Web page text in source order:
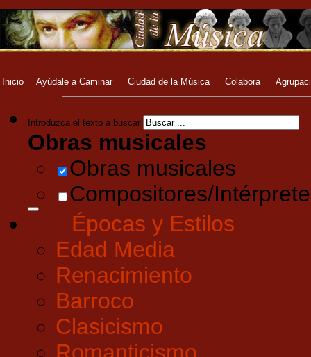
Inicio Ayúdale a Caminar Ciudad de la Música Colabora
Introduzca el texto a buscar
Obras musicales
Obras musicales
Compositores/
Épocas y Estilos
Edad Media
Renacimiento
Barroco
Clasicismo